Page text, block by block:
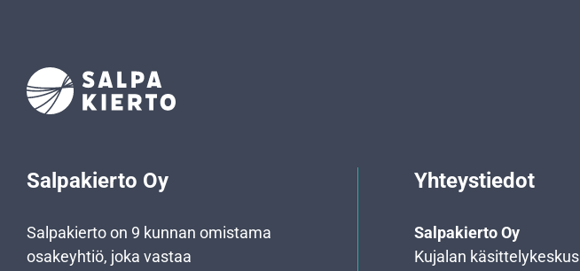
Salpakierto Oy
Salpakierto on 9 kunnan omistama
osakeyhtiö, joka vastaa
Yhteystiedot
Salpakierto Oy
Kujalan käsittelykeskus